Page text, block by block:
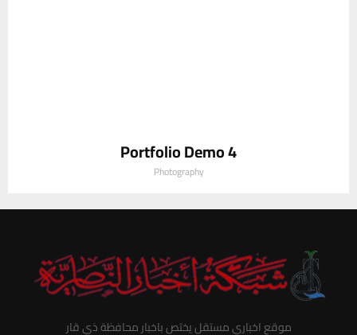
Portfolio Demo 4
Photography
موقع اخباري مستقل يختص باخبار محافظة ذي قار